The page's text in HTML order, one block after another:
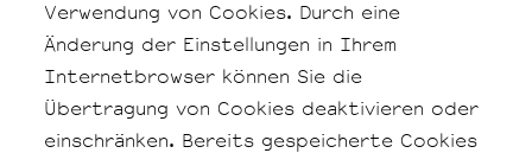
Verwendung von Cookies. Durch eine
Änderung der Einstellungen in Ihrem
Internetbrowser können Sie die
Übertragung von Cookies deaktivieren oder
einschränken. Bereits gespeicherte Cookies